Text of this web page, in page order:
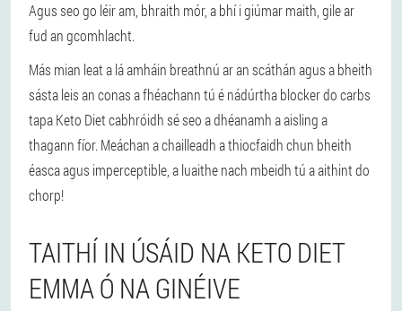
Agus seo go léir am, bhraith mór, a bhí i giúmar maith, gile ar
fud an gcomhlacht.
Más mian leat a lá amháin breathnú ar an scáthán agus a bheith
sásta leis an conas a fhéachann tú é nádúrtha blocker do carbs
tapa Keto Diet cabhróidh sé seo a dhéanamh a aisling a
thagann fíor. Meáchan a chailleadh a thiocfaidh chun bheith
éasca agus imperceptible, a luaithe nach mbeidh tú a aithint do
chorp!
TAITHÍ IN ÚSÁID NA KETO DIET
EMMA Ó NA GINÉIVE